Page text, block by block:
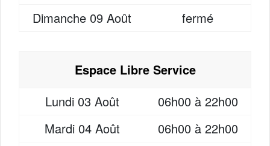
Dimanche 09 Août fermé
Espace Libre Service
Lundi 03 Août
06h00 à 22h00
Mardi 04 Août
06h00 à 22h00